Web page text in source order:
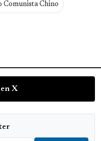
Comunista Chino
X